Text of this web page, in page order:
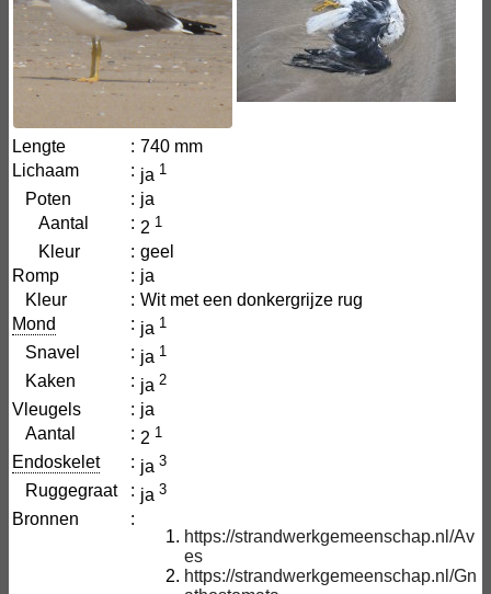
Lengte : 740 mm
Lichaam
: ja 1
Poten : ja
Aantal
: 2 1
Kleur : geel
Romp
: ja
Kleur
: Wit met een donkergrijze rug
Mond
: ja 1
Snavel : ja 1
Kaken : ja 2
Vleugels : ja
Aantal
: 2 1
Endoskelet : ja 3
Ruggegraat : ja 3
Bronnen
:
https://strandwerkgemeenschap.nl/Av
es
https://strandwerkgemeenschap.nl/Gn